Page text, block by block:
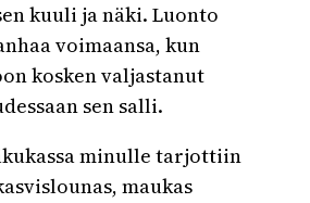
kuuli ja näki. Luonto
voimaansa, kun
kosken valjastanut
sen salli.
minulle tarjottiin
maukas